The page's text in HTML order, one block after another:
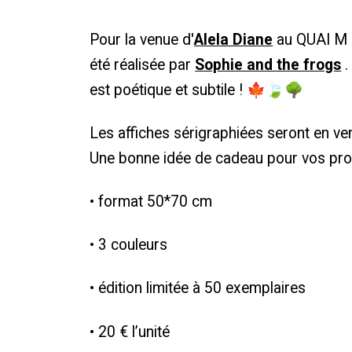
Pour la venue d'Alela Diane au QUAI
été réalisée par Sophie and the frogs
est poétique et subtile ! 🍁🍃🌳
Les affiches sérigraphiées seront en
Une bonne idée de cadeau pour vos
• format 50*70 cm
• 3 couleurs
• édition limitée à 50 exemplaires
• 20 € l’unité